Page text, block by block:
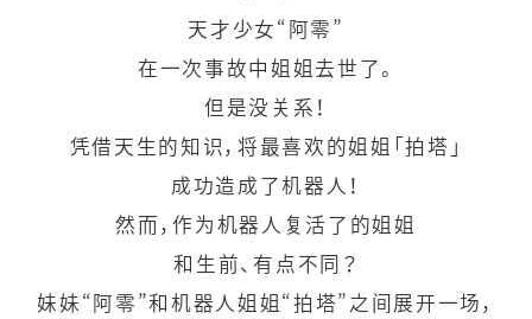
天才少女“阿零”
在一次事故中姐姐去世了。
但是没关系！
凭借天生的知识，将最喜欢的姐姐「拍塔」
成功造成了机器人！
然而，作为机器人复活了的姐姐
和生前、有点不同？
妹妹“阿零”和机器人姐姐“拍塔”之间展开一场，